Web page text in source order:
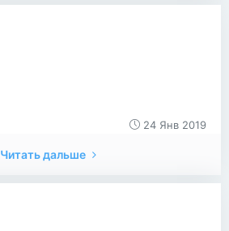
24 Янв 2019
Читать дальше